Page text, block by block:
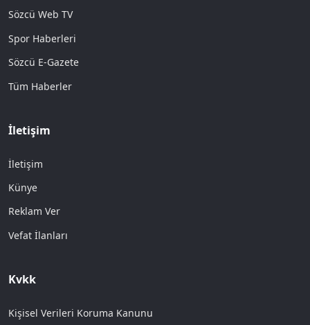
Sözcü Web TV
Spor Haberleri
Sözcü E-Gazete
Tüm Haberler
İletişim
İletişim
Künye
Reklam Ver
Vefat İlanları
Kvkk
Kişisel Verileri Koruma Kanunu